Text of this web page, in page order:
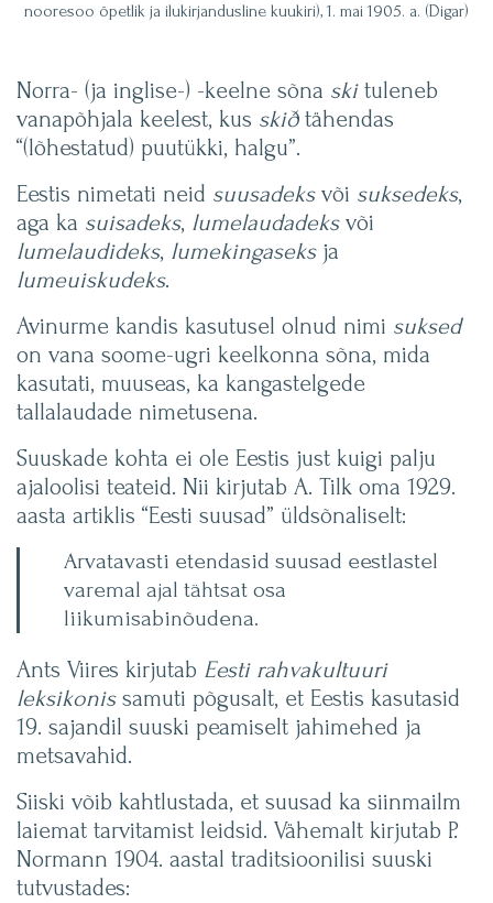
nooresoo õpetlik ja ilukirjandusline kuukiri), 1. mai 1905. a. (Digar)
Norra- (ja inglise-) -keelne sõna ski tuleneb
vanapõhjala keelest, kus skiðtähendas
“(lõhestatud) puutükki, halgu”.
Eestis nimetati neid suusadeksvõi suksedeks,
aga ka suisadeks, lumelaudadeksvõi
lumelaudideks, lumekingaseksja
lumeuiskudeks.
Avinurme kandis kasutusel olnud nimi suksed
on vana soome-ugri keelkonna sõna, mida
kasutati, muuseas, ka kangastelgede
tallalaudade nimetusena.
Suuskade kohta ei ole Eestis just kuigi palju
ajaloolisi teateid. Nii kirjutab A. Tilk oma 1929.
aasta artiklis “Eesti suusad” üldsõnaliselt:
Arvatavasti etendasid suusad eestlastel
varemal ajal tähtsat osa
liikumisabinõudena.
Ants Viires kirjutab Eesti rahvakultuuri
leksikonissamuti põgusalt, et Eestis kasutasid
19. sajandil suuski peamiselt jahimehed ja
metsavahid.
Siiski võib kahtlustada, et suusad ka siinmailm
laiemat tarvitamist leidsid. Vähemalt kirjutab P.
Normann 1904. aastal traditsioonilisi suuski
tutvustades: